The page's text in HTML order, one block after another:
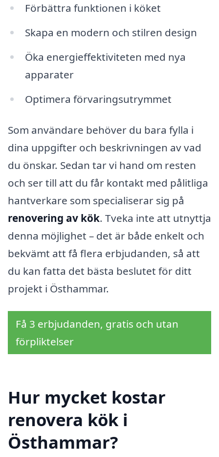
Förbättra funktionen i köket
Skapa en modern och stilren design
Öka energieffektiviteten med nya
apparater
Optimera förvaringsutrymmet
Som användare behöver du bara fylla i
dina uppgifter och beskrivningen av vad
du önskar. Sedan tar vi hand om resten
och ser till att du får kontakt med pålitliga
hantverkare som specialiserar sig på
renovering av kök. Tveka inte att utnyttja
denna möjlighet – det är både enkelt och
bekvämt att få flera erbjudanden, så att
du kan fatta det bästa beslutet för ditt
projekt i Östhammar.
Få 3 erbjudanden, gratis och utan
förpliktelser
Hur mycket kostar
renovera kök i
Östhammar?